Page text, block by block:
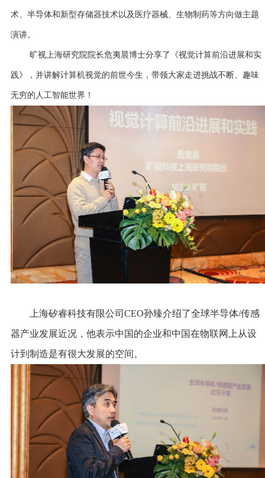
术、半导体和新型存储器技术以及医疗器械、生物制药等方向做主题
演讲。
旷视上海研究院院长危夷晨博士分享了《视觉计算前沿进展和实
践》，并讲解计算机视觉的前世今生，带领大家走进挑战不断、趣味
无穷的人工智能世界！
上海矽睿科技有限公司CEO孙臻介绍了全球半导体/传感
器产业发展近况，他表示中国的企业和中国在物联网上从设
计到制造是有很大发展的空间。